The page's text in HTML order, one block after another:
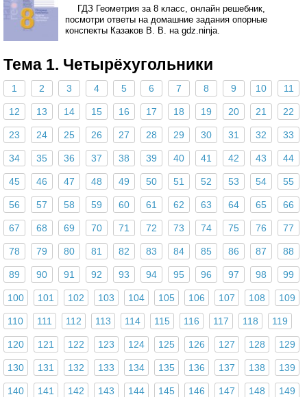
ГДЗ Геометрия за 8 класс, онлайн решебник,
посмотри ответы на домашние задания опорные
конспекты Казаков В. В. на gdz.ninja.
Тема 1. Четырёхугольники
1 2 3 4 5 6 7 8 9 10 11
12 13 14 15 16 17 18 19 20 21 22
23 24 25 26 27 28 29 30 31 32 33
34 35 36 37 38 39 40 41 42 43 44
45 46 47 48 49 50 51 52 53 54 55
56 57 58 59 60 61 62 63 64 65 66
67 68 69 70 71 72 73 74 75 76 77
78 79 80 81 82 83 84 85 86 87 88
89 90 91 92 93 94 95 96 97 98 99
100 101 102 103 104 105 106 107 108 109
110 111 112 113 114 115 116 117 118 119
120 121 122 123 124 125 126 127 128 129
130 131 132 133 134 135 136 137 138 139
140 141 142 143 144 145 146 147 148 149